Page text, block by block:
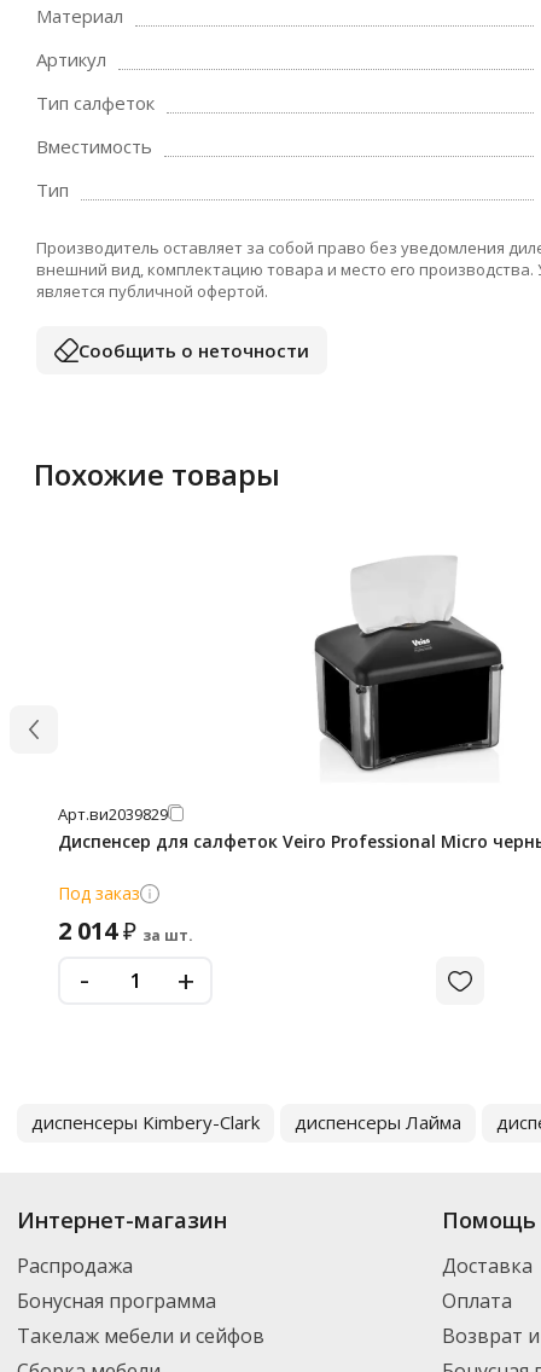
Материал
Артикул
Тип салфеток
Вместимость
Тип
Производитель оставляет за собой право без уведомления
внешний вид, комплектацию товара и место его
является публичной офертой.
Сообщить о неточности
Похожие товары
Арт.ви2039829
Диспенсер для салфеток Veiro Professional Micro
Под заказ
2 014₽ за шт.
- +
диспенсеры Kimbery-Clark диспенсеры Лайма
Интернет-магазин
Распродажа
Бонусная программа
Такелаж мебели и сейфов
Помощь
Доставка
Оплата
Возврат